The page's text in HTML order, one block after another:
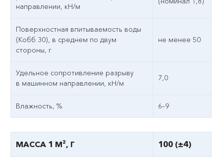
направлении, кН/м
Поверхностная впитываемость воды
(Кобб 30), в среднем по двум
стороны, г
не менее 50
Удельное сопротивление разрыву
в машинном направлении, кН/м
7,0
Влажность, % 6–9
МАССА 1 М², Г 100 (±4)